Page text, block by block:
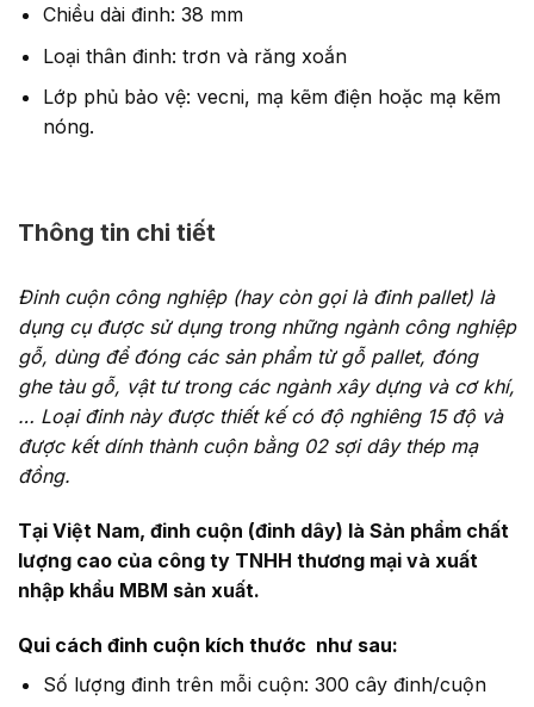
Chiều dài đinh: 38 mm
Loại thân đinh: trơn và răng xoắn
Lớp phủ bảo vệ: vecni, mạ kẽm điện hoặc mạ kẽm
nóng.
Thông tin chi tiết
Đinh cuộn công nghiệp (hay còn gọi là đinh pallet) là
dụng cụ được sử dụng trong những ngành công nghiệp
gỗ, dùng để đóng các sản phẩm từ gỗ pallet, đóng
ghe tàu gỗ, vật tư trong các ngành xây dựng và cơ khí,
… Loại đinh này được thiết kế có độ nghiêng 15 độ và
được kết dính thành cuộn bằng 02 sợi dây thép mạ
đồng.
Tại Việt Nam, đinh cuộn (đinh dây) là Sản phẩm chất
lượng cao của công ty TNHH thương mại và xuất
nhập khẩu MBM sản xuất.
Qui cách đinh cuộn kích thước như sau:
Số lượng đinh trên mỗi cuộn: 300 cây đinh/cuộn